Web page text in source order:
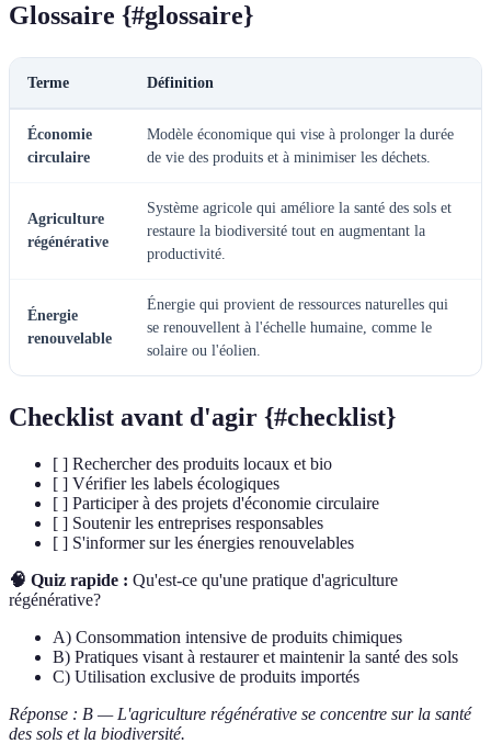
Glossaire {#glossaire}
Terme Définition
Économie
circulaire
Modèle économique qui vise à prolonger la durée
de vie des produits et à minimiser les déchets.
Agriculture
régénérative
Système agricole qui améliore la santé des sols et
restaure la biodiversité tout en augmentant la
productivité.
Énergie
renouvelable
Énergie qui provient de ressources naturelles qui
se renouvellent à l'échelle humaine, comme le
solaire ou l'éolien.
Checklist avant d'agir {#checklist}
[ ] Rechercher des produits locaux et bio
[ ] Vérifier les labels écologiques
[ ] Participer à des projets d'économie circulaire
[ ] Soutenir les entreprises responsables
[ ] S'informer sur les énergies renouvelables
🧠 Quiz rapide : Qu'est-ce qu'une pratique d'agriculture
régénérative?
A) Consommation intensive de produits chimiques
B) Pratiques visant à restaurer et maintenir la santé des sols
C) Utilisation exclusive de produits importés
Réponse : B — L'agriculture régénérative se concentre sur la santé
des sols et la biodiversité.